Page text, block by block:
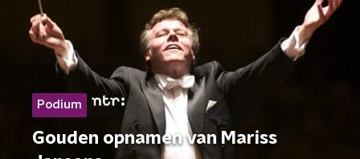
Podium
Gouden opnamen van Mariss